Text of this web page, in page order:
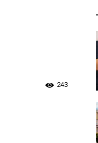
243